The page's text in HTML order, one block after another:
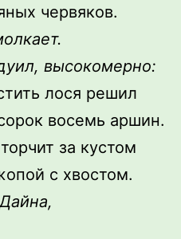
червяков.
высокомерно:
лося решил
восемь аршин.
за кустом
с хвостом.